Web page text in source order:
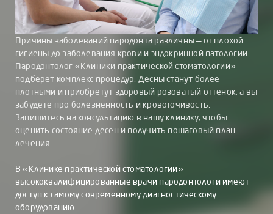
Причины заболеваний пародонта различны — от плохой
гигиены до заболевания крови и эндокринной патологии.
Пародонтолог «Клиники практической стоматологии»
подберет комплекс процедур. Десны станут более
плотными и приобретут здоровый розоватый оттенок, а вы
забудете про болезненность и кровоточивость.
Запишитесь на консультацию в нашу клинику, чтобы
оценить состояние десен и получить пошаговый план
лечения.
В «Клинике практической стоматологии»
высококвалифицированные врачи пародонтологи имеют
доступ к самому современному диагностическому
оборудованию.